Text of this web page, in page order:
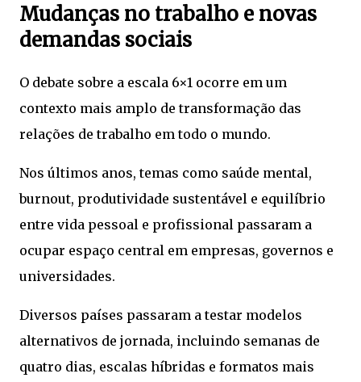
Mudanças no trabalho e novas
demandas sociais
O debate sobre a escala 6×1 ocorre em um
contexto mais amplo de transformação das
relações de trabalho em todo o mundo.
Nos últimos anos, temas como saúde mental,
burnout, produtividade sustentável e equilíbrio
entre vida pessoal e profissional passaram a
ocupar espaço central em empresas, governos e
universidades.
Diversos países passaram a testar modelos
alternativos de jornada, incluindo semanas de
quatro dias, escalas híbridas e formatos mais